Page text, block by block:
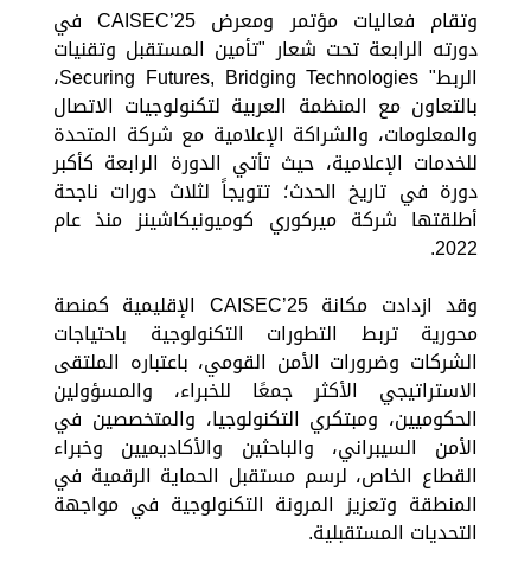
وتقام فعاليات مؤتمر ومعرض CAISEC’25 في
دورته الرابعة تحت شعار "تأمين المستقبل وتقنيات
الربط" Securing Futures, Bridging Technologies،
بالتعاون مع المنظمة العربية لتكنولوجيات الاتصال
والمعلومات، والشراكة الإعلامية مع شركة المتحدة
للخدمات الإعلامية، حيث تأتي الدورة الرابعة كأكبر
دورة في تاريخ الحدث؛ تتويجاً لثلاث دورات ناجحة
أطلقتها شركة ميركوري كوميونيكاشينز منذ عام
2022.
وقد ازدادت مكانة CAISEC’25 الإقليمية كمنصة
محورية تربط التطورات التكنولوجية باحتياجات
الشركات وضرورات الأمن القومي، باعتباره الملتقى
الاستراتيجي الأكثر جمعًا للخبراء، والمسؤولين
الحكوميين، ومبتكري التكنولوجيا، والمتخصصين في
الأمن السيبراني، والباحثين والأكاديميين وخبراء
القطاع الخاص، لرسم مستقبل الحماية الرقمية في
المنطقة وتعزيز المرونة التكنولوجية في مواجهة
التحديات المستقبلية.